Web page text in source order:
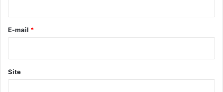
*
E-mail *
Site